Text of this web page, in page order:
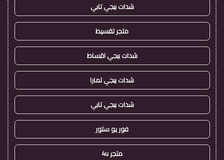
شدات ببجي تابي
متجر تقسيط
شدات ببجي اقساط
شدات ببجي تمارا
شدات ببجي تابي
فور يو ستور
متجر 4u